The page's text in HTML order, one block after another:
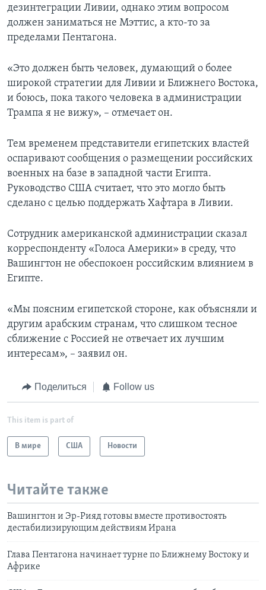
дезинтеграции Ливии, однако этим вопросом
должен заниматься не Мэттис, а кто-то за
пределами Пентагона.
«Это должен быть человек, думающий о более
широкой стратегии для Ливии и Ближнего Востока,
и боюсь, пока такого человека в администрации
Трампа я не вижу», – отмечает он.
Тем временем представители египетских властей
оспаривают сообщения о размещении российских
военных на базе в западной части Египта.
Руководство США считает, что это могло быть
сделано с целью поддержать Хафтара в Ливии.
Сотрудник американской администрации сказал
корреспонденту «Голоса Америки» в среду, что
Вашингтон не обеспокоен российским влиянием в
Египте.
«Мы поясним египетской стороне, как объясняли и
другим арабским странам, что слишком тесное
сближение с Россией не отвечает их лучшим
интересам», – заявил он.
Поделиться Follow us
This item is part of
В мире США Новости
Читайте также
Вашингтон и Эр-Рияд готовы вместе противостоять
дестабилизирующим действиям Ирана
Глава Пентагона начинает турне по Ближнему Востоку и
Африке